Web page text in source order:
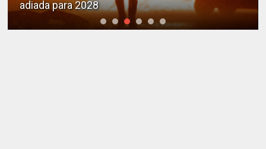
adiada para 2028